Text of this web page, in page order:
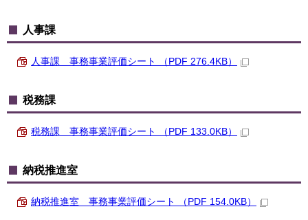
人事課
人事課 事務事業評価シート （PDF 276.4KB）
税務課
税務課 事務事業評価シート （PDF 133.0KB）
納税推進室
納税推進室 事務事業評価シート （PDF 154.0KB）